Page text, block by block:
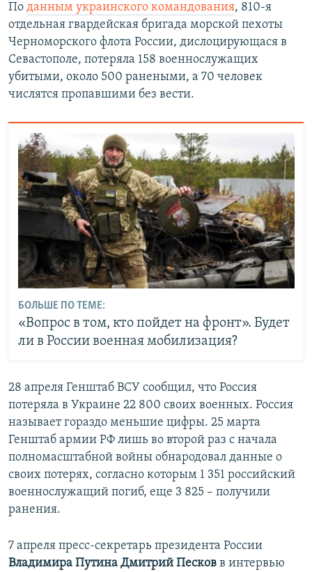
По данным украинского командования, 810-я
отдельная гвардейская бригада морской пехоты
Черноморского флота России, дислоцирующася в
Севастополе, потеряла 158 военнослужащих
убитыми, около 500 ранеными, а 70 человек
числятся пропавшими без вести.
БОЛЬШЕ ПО ТЕМЕ:
«Вопрос в том, кто пойдет на фронт». Будет
ли в России военная мобилизация?
28 апреля Генштаб ВСУ сообщил, что Россия
потеряла в Украине 22 800 своих военных. Россия
называет гораздо меньшие цифры. 25 марта
Генштаб армии РФ лишь во второй раз с начала
полномасштабной войны обнародовал данные о
своих потерях, согласно которым 1 351 российский
военнослужащий погиб, еще 3 825 – получили
ранения.
7 апреля пресс-секретарь президента России
Владимира Путина Дмитрий Песков в интервью